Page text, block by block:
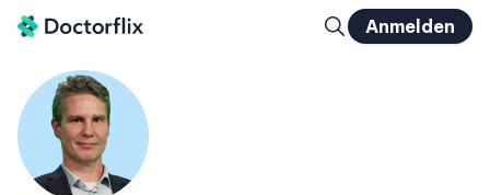
Anmelden